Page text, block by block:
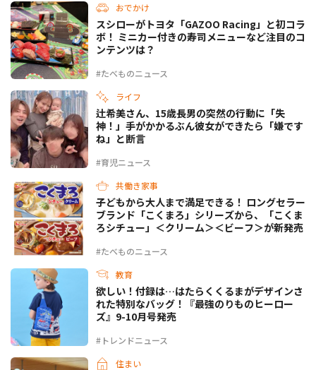
おでかけ
#たべものニュース
スシローがトヨタ「GAZOO Racing」と初コラ
ボ！ ミニカー付きの寿司メニューなど注目のコ
ンテンツは？
ライフ
#育児ニュース
辻希美さん、15歳長男の突然の行動に「失
神！」手がかかるぶん彼女ができたら「嫌です
ね」と断言
共働き家事
#たべものニュース
子どもから大人まで満足できる！ ロングセラー
ブランド「こくまろ」シリーズから、「こくま
ろシチュー」＜クリーム＞＜ビーフ＞が新発売
教育
#トレンドニュース
欲しい！付録は…はたらくくるまがデザインさ
れた特別なバッグ！『最強のりものヒーロー
ズ』9-10月号発売
住まい